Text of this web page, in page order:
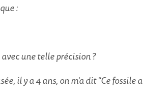
:
une telle précision ?
il y a 4 ans, on m'a dit "Ce fossile a